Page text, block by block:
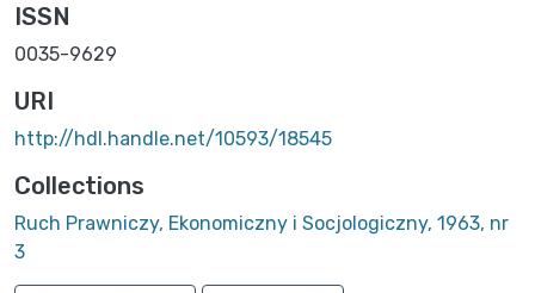
ISSN
0035-9629
URI
http://hdl.handle.net/10593/18545
Collections
Ruch Prawniczy, Ekonomiczny i Socjologiczny, 1963, nr
3